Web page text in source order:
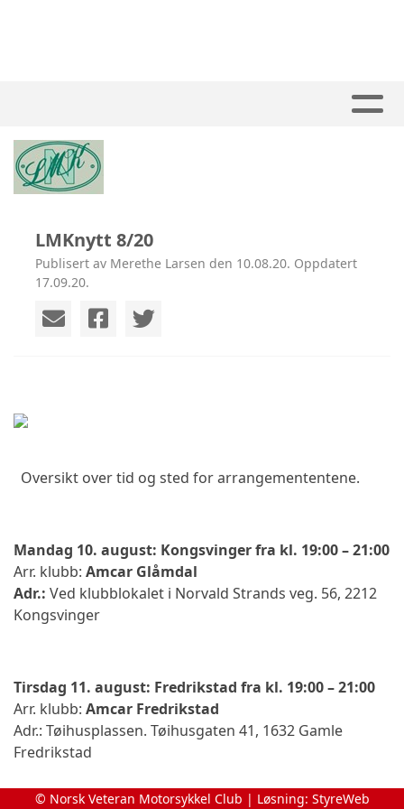
LMKnytt 8/20
Publisert av Merethe Larsen den 10.08.20. Oppdatert
17.09.20.
Oversikt over tid og sted for arrangemententene.
Mandag 10. august: Kongsvinger fra kl. 19:00 – 21:00
Arr. klubb: Amcar Glåmdal
Adr.: Ved klubblokalet i Norvald Strands veg. 56, 2212
Kongsvinger
Tirsdag 11. august: Fredrikstad fra kl. 19:00 – 21:00
Arr. klubb: Amcar Fredrikstad
Adr.: Tøihusplassen. Tøihusgaten 41, 1632 Gamle
Fredrikstad
© Norsk Veteran Motorsykkel Club | Løsning: StyreWeb